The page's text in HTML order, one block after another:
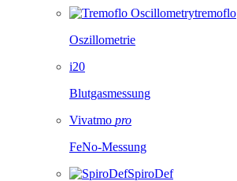
tremoflo
Oszillometrie
i20
Blutgasmessung
Vivatmo pro
FeNo-Messung
SpiroDef